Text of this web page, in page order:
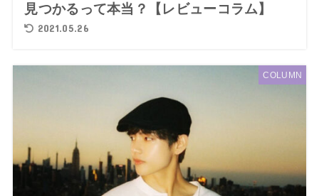
見つかるって本当？【レビューコラム】
2021.05.26
COLUMN